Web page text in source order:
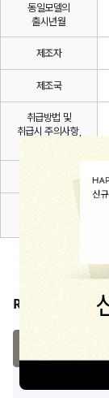
동일모델의
출시년월
제조자
제조국
취급방법 및
취급시 주의사항,